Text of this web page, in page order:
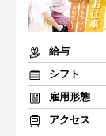
給与
シフト
雇用形態
アクセス